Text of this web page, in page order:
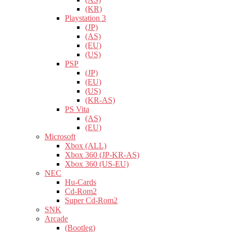
(KR)
Playstation 3
(JP)
(AS)
(EU)
(US)
PSP
(JP)
(EU)
(US)
(KR-AS)
PS Vita
(AS)
(EU)
Microsoft
Xbox (ALL)
Xbox 360 (JP-KR-AS)
Xbox 360 (US-EU)
NEC
Hu-Cards
Cd-Rom2
Super Cd-Rom2
SNK
Arcade
(Bootleg)